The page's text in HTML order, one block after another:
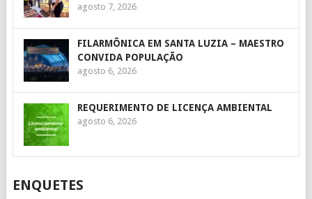
agosto 7, 2026
FILARMÔNICA EM SANTA LUZIA – MAESTRO
CONVIDA POPULAÇÃO
agosto 6, 2026
REQUERIMENTO DE LICENÇA AMBIENTAL
agosto 6, 2026
ENQUETES